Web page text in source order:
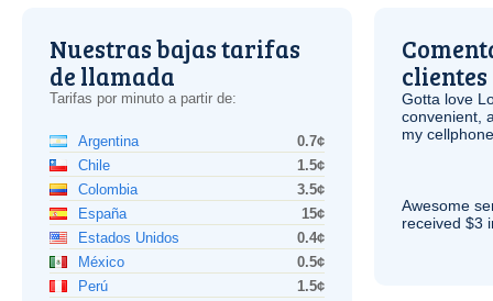
Nuestras bajas tarifas
de llamada
Tarifas por minuto a partir de:
Argentina
0.7¢
Chile
1.5¢
Colombia
3.5¢
España
15¢
Estados Unidos
0.4¢
México
0.5¢
Perú
1.5¢
clientes
Gotta love
convenient,
my
Awesome
received $3